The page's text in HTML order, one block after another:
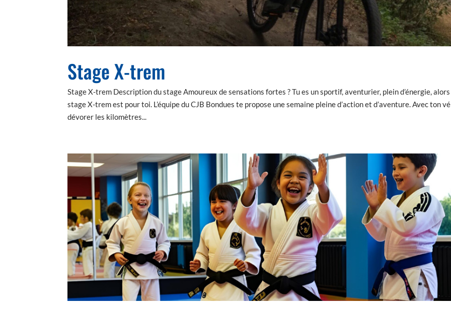
Stage X-trem
Stage X-trem Description du stage Amoureux de sensations fortes ? Tu es un sportif, aventurier, plein d’énergie,
stage X-trem est pour toi. L’équipe du CJB Bondues te propose une semaine pleine d’action et d’aventure. Avec ton
dévorer les kilomètres...